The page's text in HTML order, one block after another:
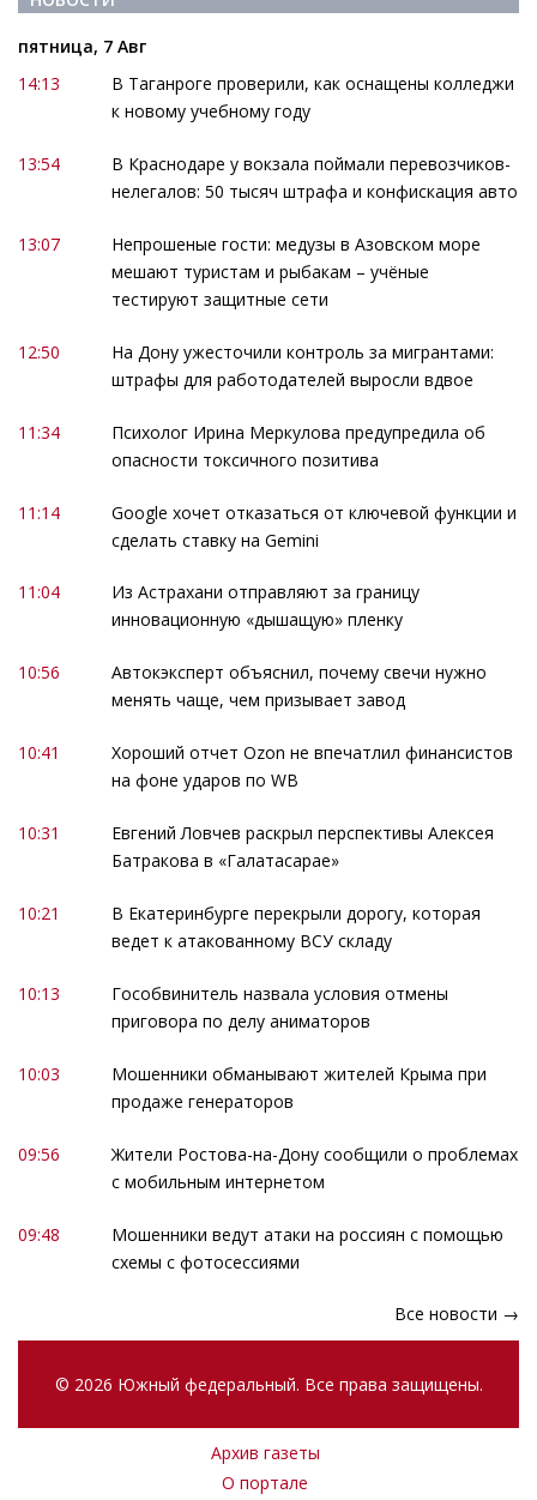
пятница, 7 Авг
14:13
В Таганроге проверили, как оснащены колледжи
к новому учебному году
13:54
В Краснодаре у вокзала поймали перевозчиков-
нелегалов: 50 тысяч штрафа и конфискация авто
13:07
Непрошеные гости: медузы в Азовском море
мешают туристам и рыбакам – учёные
тестируют защитные сети
12:50
На Дону ужесточили контроль за мигрантами:
штрафы для работодателей выросли вдвое
11:34
Психолог Ирина Меркулова предупредила об
опасности токсичного позитива
11:14
Google хочет отказаться от ключевой функции и
сделать ставку на Gemini
11:04
Из Астрахани отправляют за границу
инновационную «дышащую» пленку
10:56
Автокэксперт объяснил, почему свечи нужно
менять чаще, чем призывает завод
10:41
Хороший отчет Ozon не впечатлил финансистов
на фоне ударов по WB
10:31
Евгений Ловчев раскрыл перспективы Алексея
Батракова в «Галатасарае»
10:21
В Екатеринбурге перекрыли дорогу, которая
ведет к атакованному ВСУ складу
10:13
Гособвинитель назвала условия отмены
приговора по делу аниматоров
10:03
Мошенники обманывают жителей Крыма при
продаже генераторов
09:56
Жители Ростова-на-Дону сообщили о проблемах
с мобильным интернетом
09:48
Мошенники ведут атаки на россиян с помощью
схемы с фотосессиями
Все новости →
© 2026 Южный федеральный. Все права защищены.
Архив газеты
О портале